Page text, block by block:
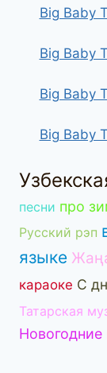
Big Baby
Big Baby
Big Baby
Big Baby
песни про
Русский рэп
языке
караоке С
Татарская
Новогодние